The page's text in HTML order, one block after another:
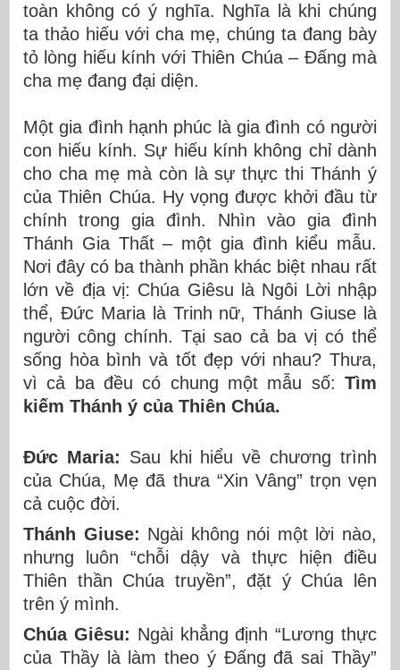
toàn không có ý nghĩa. Nghĩa là khi chúng
ta thảo hiếu với cha mẹ, chúng ta đang bày
tỏ lòng hiếu kính với Thiên Chúa – Đấng mà
cha mẹ đang đại diện.
Một gia đình hạnh phúc là gia đình có người
con hiếu kính. Sự hiếu kính không chỉ dành
cho cha mẹ mà còn là sự thực thi Thánh ý
của Thiên Chúa. Hy vọng được khởi đầu từ
chính trong gia đình. Nhìn vào gia đình
Thánh Gia Thất – một gia đình kiểu mẫu.
Nơi đây có ba thành phần khác biệt nhau rất
lớn về địa vị: Chúa Giêsu là Ngôi Lời nhập
thể, Đức Maria là Trinh nữ, Thánh Giuse là
người công chính. Tại sao cả ba vị có thể
sống hòa bình và tốt đẹp với nhau? Thưa,
vì cả ba đều có chung một mẫu số: Tìm
kiếm Thánh ý của Thiên Chúa.
Đức Maria: Sau khi hiểu về chương trình
của Chúa, Mẹ đã thưa “Xin Vâng” trọn vẹn
cả cuộc đời.
Thánh Giuse: Ngài không nói một lời nào,
nhưng luôn “chỗi dậy và thực hiện điều
Thiên thần Chúa truyền”, đặt ý Chúa lên
trên ý mình.
Chúa Giêsu: Ngài khẳng định “Lương thực
của Thầy là làm theo ý Đấng đã sai Thầy”